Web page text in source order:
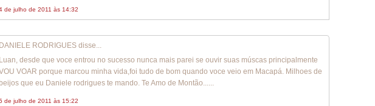
de julho de 2011 às 14:32
DANIELE RODRIGUES disse...
Luan, desde que voce entrou no sucesso nunca mais parei se ouvir suas múscas principalmente
VOAR porque marcou minha vida,foi tudo de bom quando voce veio em Macapá. Milhoes de
beijos que eu Daniele rodrigues te mando. Te Amo de Montão......
de julho de 2011 às 15:22